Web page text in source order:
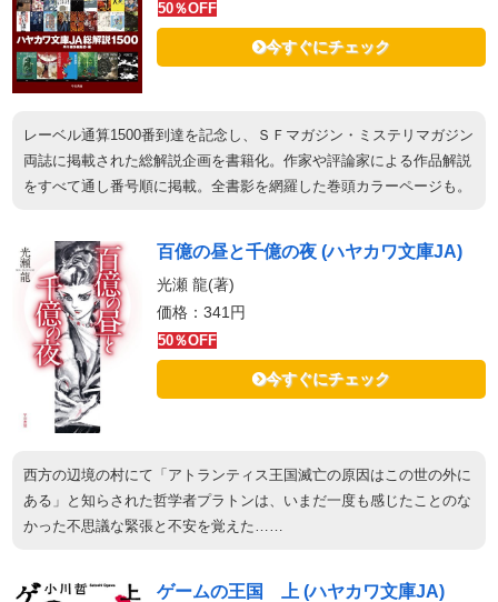
50％OFF
今すぐにチェック
レーベル通算1500番到達を記念し、ＳＦマガジン・ミステリマガジン
両誌に掲載された総解説企画を書籍化。作家や評論家による作品解説
をすべて通し番号順に掲載。全書影を網羅した巻頭カラーページも。
百億の昼と千億の夜 (ハヤカワ文庫JA)
光瀬 龍(著)
価格：341円
50％OFF
今すぐにチェック
西方の辺境の村にて「アトランティス王国滅亡の原因はこの世の外に
ある」と知らされた哲学者プラトンは、いまだ一度も感じたことのな
かった不思議な緊張と不安を覚えた……
ゲームの王国 上 (ハヤカワ文庫JA)